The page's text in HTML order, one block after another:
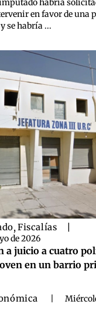
habría
en favor de una
se habría ...
,Fiscalías
de 2026
a juicio a cuatro
en un barrio